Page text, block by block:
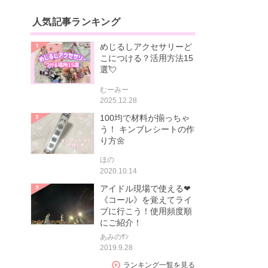
人気記事ランキング
めじるしアクセサリーど
こにつける？活用方法15
選💘
むーみー
2025.12.28
100均で材料が揃っちゃ
う！ キンブレシートの作
り方🌼
ほの
2020.10.14
アイドル現場で使える❤
《コール》を覚えてライ
ブに行こう！使用頻度順
にご紹介！
あみのｻﾝ
2019.9.28
ランキング一覧を見る